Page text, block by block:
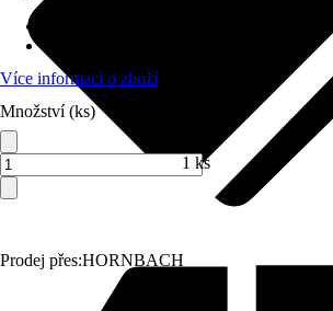
Prodej přes:HORNBACH
Více informací o zboží
Množství (ks)
1 ks